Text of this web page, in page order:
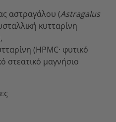
αστραγάλου (Astragalus
κυτταρίνη
(HPMC· φυτικό
στεατικό μαγνήσιο